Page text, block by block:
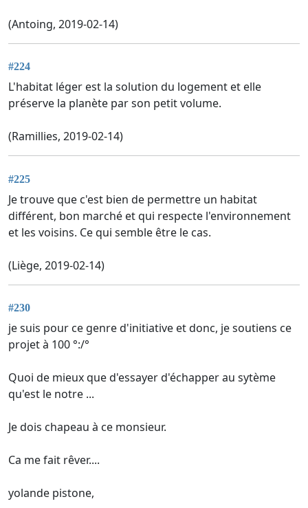
(Antoing, 2019-02-14)
#224
L'habitat léger est la solution du logement et elle
préserve la planète par son petit volume.
(Ramillies, 2019-02-14)
#225
Je trouve que c'est bien de permettre un habitat
différent, bon marché et qui respecte l'environnement
et les voisins. Ce qui semble être le cas.
(Liège, 2019-02-14)
#230
je suis pour ce genre d'initiative et donc, je soutiens ce
projet à 100 °:/°
Quoi de mieux que d'essayer d'échapper au sytème
qu'est le notre ...
Je dois chapeau à ce monsieur.
Ca me fait rêver....
yolande pistone,